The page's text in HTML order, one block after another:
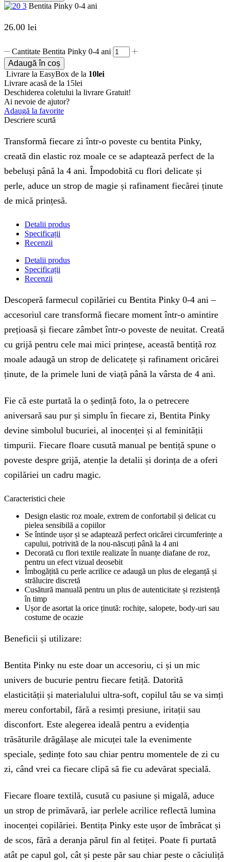
Bentita Pinky 0-4 ani
26.00 lei
Cantitate Bentita Pinky 0-4 ani
Adaugă în coș
Livrare la EasyBox de la 10lei
Livrare acasă de la 15lei
Deschiderea coletului la livrare Gratuit!
Ai nevoie de ajutor?
Adaugă la favorite
Descriere scurtă
Transformă fiecare zi într-o poveste cu bentita Pinky,
creată din elastic roz moale ce se adaptează perfect de la
bebeluși până la 4 ani. Împodobită cu flori delicate și
perle, aduce un strop de magie și rafinament fiecărei ținute
de mică prințesă.
Detalii produs
Specificații
Recenzii
Detalii produs
Specificații
Recenzii
Descoperă farmecul copilăriei cu Bentita Pinky 0-4 ani –
accesoriul care transformă fiecare moment într-o amintire
prețioasă și fiecare zâmbet într-o poveste de neuitat. Creată
cu grijă pentru cele mai mici prințese, această bentiță roz
moale adaugă un strop de delicatețe și rafinament oricărei
ținute, de la primele luni de viață până la vârsta de 4 ani.
Fie că este purtată la o ședință foto, la o petrecere
aniversară sau pur și simplu în fiecare zi, Bentita Pinky
devine simbolul bucuriei, al inocenței și al feminității
timpurii. Fiecare floare cusută manual pe bentiță spune o
poveste despre grijă, atenție la detalii și dorința de a oferi
copilăriei un cadru magic.
Caracteristici cheie
Design elastic roz moale, extrem de confortabil și delicat cu
pielea sensibilă a copiilor
Se întinde ușor și se adaptează perfect oricărei circumferințe a
capului, potrivită de la nou-născuți până la 4 ani
Decorată cu flori textile realizate în nuanțe diafane de roz,
pentru un efect vizual deosebit
Îmbogățită cu perle acrilice ce adaugă un plus de eleganță și
strălucire discretă
Cusătură manuală pentru un plus de autenticitate și rezistență
în timp
Ușor de asortat la orice ținută: rochițe, salopete, body-uri sau
costume de ocazie
Beneficii și utilizare:
Bentita Pinky nu este doar un accesoriu, ci și un mic
univers de bucurie pentru fiecare fetiță. Datorită
elasticității și materialului ultra-soft, copilul tău se va simți
mereu confortabil, fără a resimți presiune, iritații sau
disconfort. Este alegerea ideală pentru a evidenția
trăsăturile drăgălașe ale micuței tale la evenimente
speciale, ședințe foto sau chiar pentru momentele de zi cu
zi, când vrei ca fiecare clipă să fie cu adevărat specială.
Fiecare floare textilă, cusută cu pasiune și migală, aduce
un strop de primăvară, iar perlele acrilice reflectă lumina
inocenței copilăriei. Bentița Pinky este ușor de îmbrăcat și
de scos, fără a deranja părul fin al fetiței. Poate fi purtată
atât pe capul gol, cât și peste păr sau chiar peste o căciuliță